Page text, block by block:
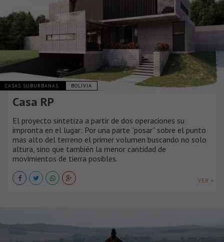
CASAS SUBURBANAS BOLIVIA
Casa RP
El proyecto sintetiza a partir de dos operaciones su
impronta en el lugar: Por una parte “posar” sobre el punto
mas alto del terreno el primer volumen buscando no solo
altura, sino que también la menor cantidad de
movimientos de tierra posibles.
VER +